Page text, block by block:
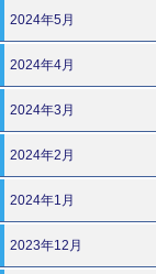
2024年5月
2024年4月
2024年3月
2024年2月
2024年1月
2023年12月